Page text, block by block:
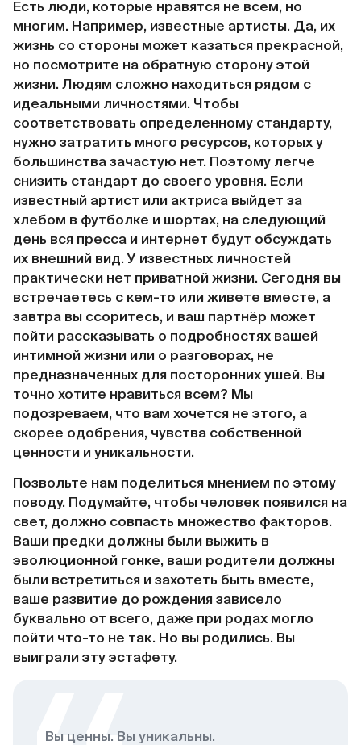
Есть люди, которые нравятся не всем, но
многим. Например, известные артисты. Да, их
жизнь со стороны может казаться прекрасной,
но посмотрите на обратную сторону этой
жизни. Людям сложно находиться рядом с
идеальными личностями. Чтобы
соответствовать определенному стандарту,
нужно затратить много ресурсов, которых у
большинства зачастую нет. Поэтому легче
снизить стандарт до своего уровня. Если
известный артист или актриса выйдет за
хлебом в футболке и шортах, на следующий
день вся пресса и интернет будут обсуждать
их внешний вид. У известных личностей
практически нет приватной жизни. Сегодня вы
встречаетесь с кем-то или живете вместе, а
завтра вы ссоритесь, и ваш партнёр может
пойти рассказывать о подробностях вашей
интимной жизни или о разговорах, не
предназначенных для посторонних ушей. Вы
точно хотите нравиться всем? Мы
подозреваем, что вам хочется не этого, а
скорее одобрения, чувства собственной
ценности и уникальности.
Позвольте нам поделиться мнением по этому
поводу. Подумайте, чтобы человек появился на
свет, должно совпасть множество факторов.
Ваши предки должны были выжить в
эволюционной гонке, ваши родители должны
были встретиться и захотеть быть вместе,
ваше развитие до рождения зависело
буквально от всего, даже при родах могло
пойти что-то не так. Но вы родились. Вы
выиграли эту эстафету.
Вы ценны. Вы уникальны.